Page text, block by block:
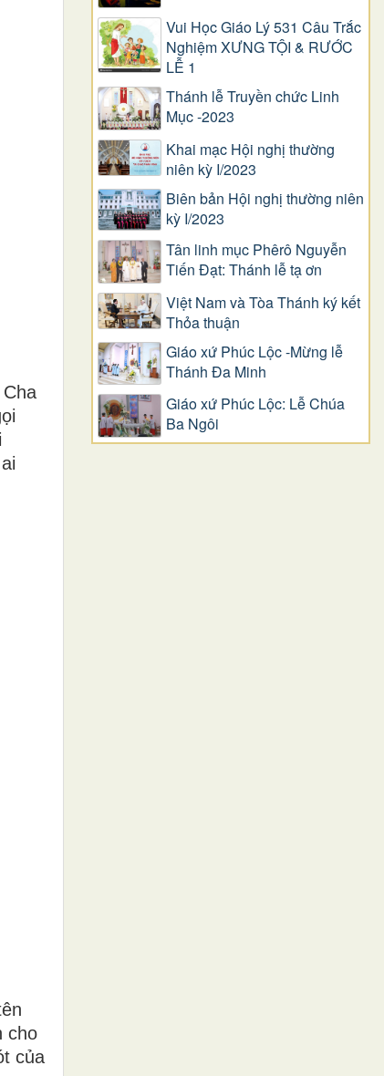
cho
của
Vui Học Giáo Lý 531 Câu Trắc
Nghiệm XƯNG TỘI & RƯỚC
LỄ 1
Thánh lễ Truyền chức Linh
Mục -2023
Khai mạc Hội nghị thường
niên kỳ I/2023
Biên bản Hội nghị thường niên
kỳ I/2023
Tân linh mục Phêrô Nguyễn
Tiến Đạt: Thánh lễ tạ ơn
Việt Nam và Tòa Thánh ký kết
Thỏa thuận
Giáo xứ Phúc Lộc -Mừng lễ
Thánh Đa Minh
Giáo xứ Phúc Lộc: Lễ Chúa
Ba Ngôi